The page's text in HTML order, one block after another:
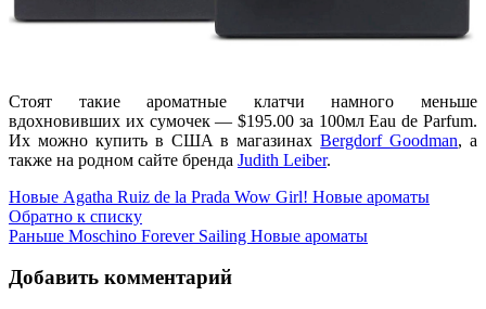
Стоят такие ароматные клатчи намного меньше
вдохновивших их сумочек — $195.00 за 100мл Eau de Parfum.
Их можно купить в США в магазинахBergdorf Goodman, а
также на родном сайте бренда Judith Leiber.
Новые Agatha Ruiz de la Prada Wow Girl! Новые ароматы
Обратно к списку
Раньше Moschino Forever Sailing Новые ароматы
Добавить комментарий